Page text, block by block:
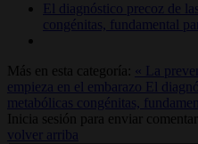
El diagnóstico precoz de
congénitas, fundamental
Más en esta categoría: « La
empieza en el embarazo El
metabólicas congénitas,
Inicia sesión para enviar
volver arriba